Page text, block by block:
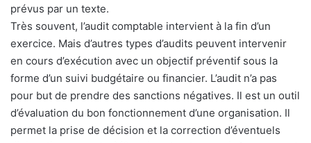
prévus par un texte.
Très souvent, l’audit comptable intervient à la fin d’un
exercice. Mais d’autres types d’audits peuvent intervenir
en cours d’exécution avec un objectif préventif sous la
forme d’un suivi budgétaire ou financier. L’audit n’a pas
pour but de prendre des sanctions négatives. Il est un outil
d’évaluation du bon fonctionnement d’une organisation. Il
permet la prise de décision et la correction d’éventuels